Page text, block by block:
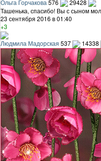
Ольга Горчакова 576
29428
Ташенька, спасибо! Вы с сыном
23 сентября 2016 в 01:40
+3
Людмила Мадорская 537 14338